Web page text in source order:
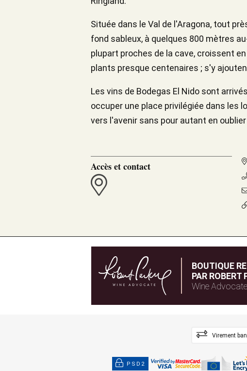
Située dans le Val de l'Aragona, tout
fond sableux, à quelques 800 mètres
plupart proches de la cave, croissent
plants presque centenaires ; s'y
Les vins de Bodegas El Nido sont
occuper une place privilégiée dans les
vers l'avenir sans pour autant en
Accès et contact
BOUTIQUE
PAR ROBERT
Wine
Virement
PSD2